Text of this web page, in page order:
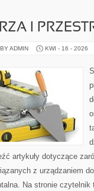
I
ADMIN KWI - 16 - 2026
artykuły dotyczące
z urządzaniem
Na stronie